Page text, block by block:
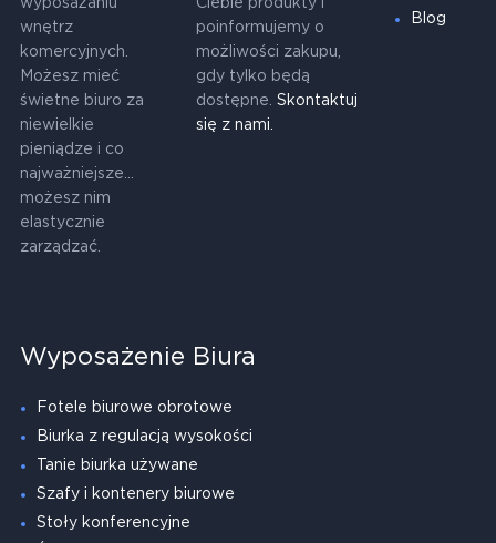
wyposażaniu
wnętrz
komercyjnych.
Możesz mieć
świetne biuro za
niewielkie
pieniądze i co
najważniejsze...
możesz nim
elastycznie
zarządzać.
Ciebie produkty i
poinformujemy o
możliwości zakupu,
gdy tylko będą
dostępne. Skontaktuj
się z nami.
Blog
Wyposażenie Biura
Fotele biurowe obrotowe
Biurka z regulacją wysokości
Tanie biurka używane
Szafy i kontenery biurowe
Stoły konferencyjne